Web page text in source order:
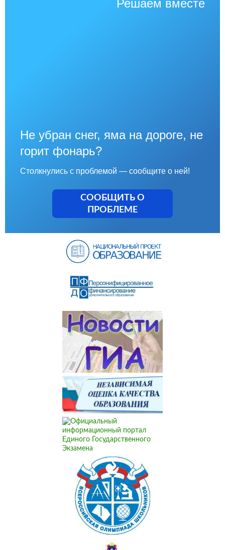
Решаем вместе
Не убран снег, яма на дороге, не
горит фонарь?
Столкнулись с проблемой — сообщите о ней!
СООБЩИТЬ О
ПРОБЛЕМЕ